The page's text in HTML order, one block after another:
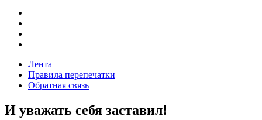
Лента
Правила перепечатки
Обратная связь
И уважать себя заставил!